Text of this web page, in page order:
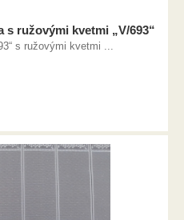
s ružovými kvetmi „V/693“
s ružovými kvetmi ...